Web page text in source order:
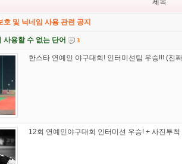
제목
호 및 닉네임 사용 관련 공지
사용할 수 없는 단어 3
한스타 연예인 야구대회! 인터미션팀 우승!!! (진
12회 연예인야구대회 인터미션 우승! + 사진투척